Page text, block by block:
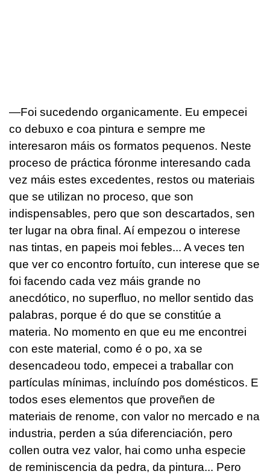
—Foi sucedendo organicamente. Eu empecei
co debuxo e coa pintura e sempre me
interesaron máis os formatos pequenos. Neste
proceso de práctica fóronme interesando cada
vez máis estes excedentes, restos ou materiais
que se utilizan no proceso, que son
indispensables, pero que son descartados, sen
ter lugar na obra final. Aí empezou o interese
nas tintas, en papeis moi febles... A veces ten
que ver co encontro fortuíto, cun interese que se
foi facendo cada vez máis grande no
anecdótico, no superfluo, no mellor sentido das
palabras, porque é do que se constitúe a
materia. No momento en que eu me encontrei
con este material, como é o po, xa se
desencadeou todo, empecei a traballar con
partículas mínimas, incluíndo pos domésticos. E
todos eses elementos que proveñen de
materiais de renome, con valor no mercado e na
industria, perden a súa diferenciación, pero
collen outra vez valor, hai como unha especie
de reminiscencia da pedra, da pintura... Pero